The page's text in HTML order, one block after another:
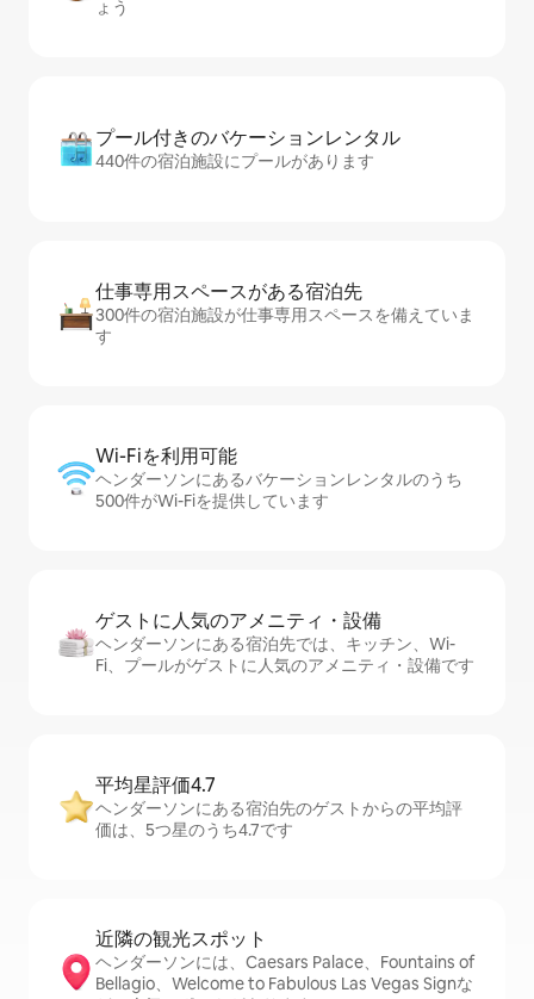
ょう
プール付きのバ⁠ケ⁠ー⁠シ⁠ョ⁠ンレ⁠ン⁠タ⁠ル
440件の宿泊施設にプールがあります
仕事専用ス⁠ペ⁠ー⁠スがあ⁠る宿⁠泊⁠先
300件の宿泊施設が仕事専用スペースを備えていま
す
Wi-Fiを利⁠用⁠可⁠能
ヘンダーソンにあるバケーションレンタルのうち
500件がWi-Fiを提供しています
ゲストに人⁠気⁠のア⁠メ⁠ニ⁠テ⁠ィ・設⁠備
ヘンダーソンにある宿泊先では、キッチン、Wi-
Fi、プールがゲストに人気のアメニティ・設備です
平均星評価4.7
ヘンダーソンにある宿泊先のゲストからの平均評
価は、5つ星のうち4.7です
近隣の観光ス⁠ポ⁠ッ⁠ト
ヘンダーソンには、Caesars Palace、Fountains of
Bellagio、Welcome to Fabulous Las Vegas Signな